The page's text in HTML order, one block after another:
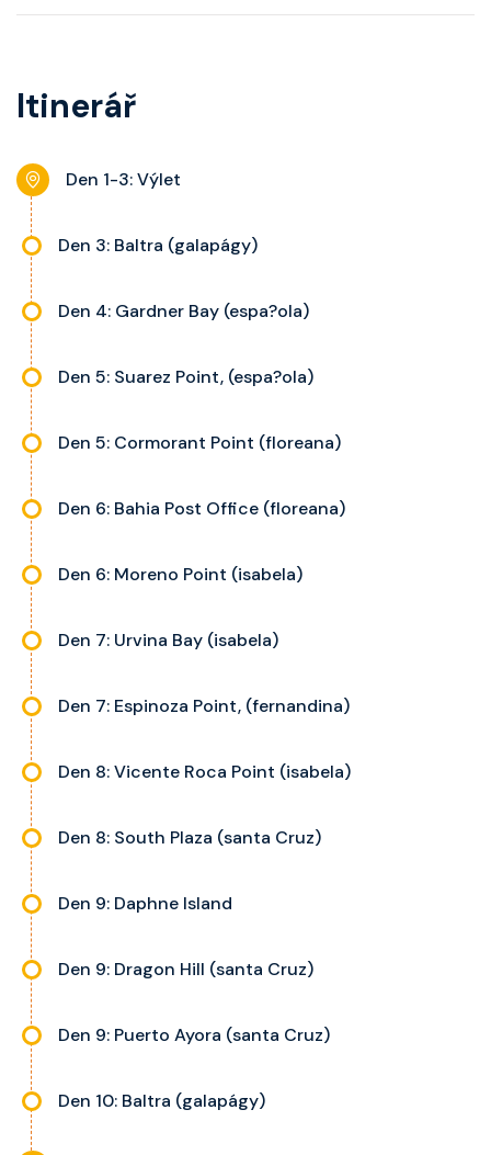
Itinerář
Den 1-3: Výlet
Den 3: Baltra (galapágy)
Den 4: Gardner Bay (espa?ola)
Den 5: Suarez Point, (espa?ola)
Den 5: Cormorant Point (floreana)
Den 6: Bahia Post Office (floreana)
Den 6: Moreno Point (isabela)
Den 7: Urvina Bay (isabela)
Den 7: Espinoza Point, (fernandina)
Den 8: Vicente Roca Point (isabela)
Den 8: South Plaza (santa Cruz)
Den 9: Daphne Island
Den 9: Dragon Hill (santa Cruz)
Den 9: Puerto Ayora (santa Cruz)
Den 10: Baltra (galapágy)